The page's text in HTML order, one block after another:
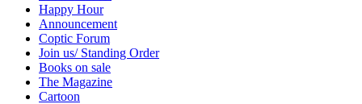
Happy Hour
Announcement
Coptic Forum
Join us/ Standing Order
Books on sale
The Magazine
Cartoon